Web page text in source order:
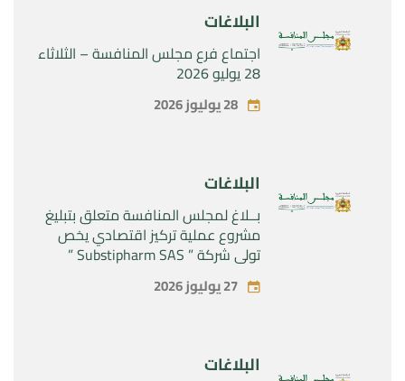
البلاغات
اجتماع فرع مجلس المنافسة – الثلاثاء
28 يوليو 2026
28 يوليوز 2026
البلاغات
بــلاغ لمجلس المنافسة متعلق بتبليغ
مشروع عملية تركيز اقتصادي يخص
تولي شركة ” Substipharm SAS ”
المراقبة الحصرية للأصول والحقوق
المتعلقة بالمنتجين الصيدلانيين”
27 يوليوز 2026
البلاغات